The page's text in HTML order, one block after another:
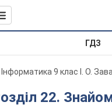
ГДЗ
Інформатика 9 клас І. О.
Розділ 22.